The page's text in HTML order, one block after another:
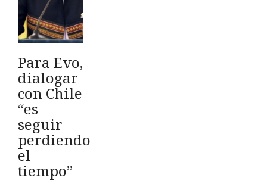
Para Evo,
dialogar
con Chile
“es
seguir
perdiendo
el
tiempo”